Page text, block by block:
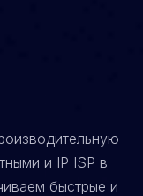
и IP ISP в
быстрые и